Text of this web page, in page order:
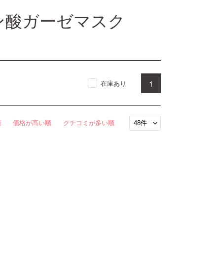
ガーゼマスク
1
在庫あり
価格が高い順 クチコミが多い順